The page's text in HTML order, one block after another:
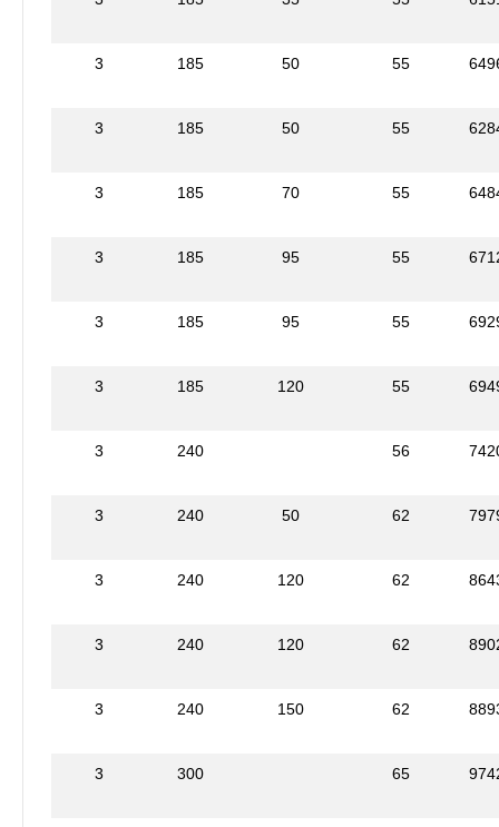
3 185 50 55
3 185 50 55
3 185 70 55
3 185 95 55
3 185 95 55
3 185 120 55
3 240 56
3 240 50 62
3 240 120 62
3 240 120 62
3 240 150 62
3 300 65